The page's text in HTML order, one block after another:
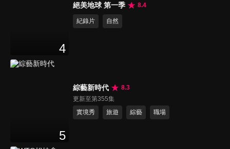
4
絕美地球 第一季 8.4
紀錄片 自然
5
綜藝新時代
8.3
更新至第355集
實境秀
旅遊 綜藝 職場